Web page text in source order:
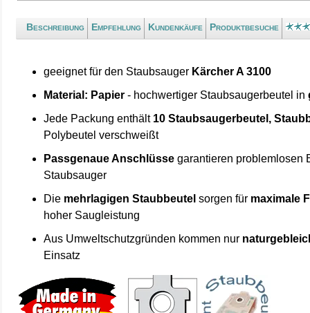
Beschreibung Empfehlung Kundenkäufe Produktbesuche
geeignet für den Staubsauger Kärcher A 3100
Material: Papier - hochwertiger Staubsaugerbeutel in
Jede Packung enthält 10 Staubsaugerbeutel,
Polybeutel verschweißt
Passgenaue Anschlüsse garantieren problemlosen
Staubsauger
Die mehrlagigen Staubbeutel sorgen für maximale
hoher Saugleistung
Aus Umweltschutzgründen kommen nur
Einsatz